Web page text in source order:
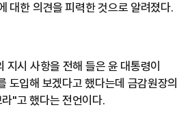
대한 의견을 피력한 것으로 알려졌다.
지시 사항을 전해 들은 윤 대통령이
도입해 보겠다고 했다는데 금감원장의
"고 했다는 전언이다.